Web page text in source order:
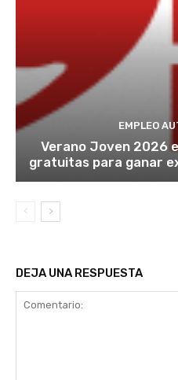
EMPLEO
Verano Joven 2026
gratuitas para ganar
DEJA UNA RESPUESTA